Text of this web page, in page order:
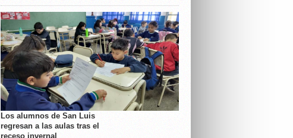
Los alumnos de San Luis
regresan a las aulas tras el
receso invernal